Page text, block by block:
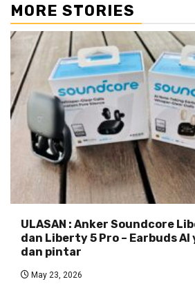
MORE STORIES
ULASAN : Anker Soundcore
dan Liberty 5 Pro – Earbuds
dan pintar
May 23, 2026